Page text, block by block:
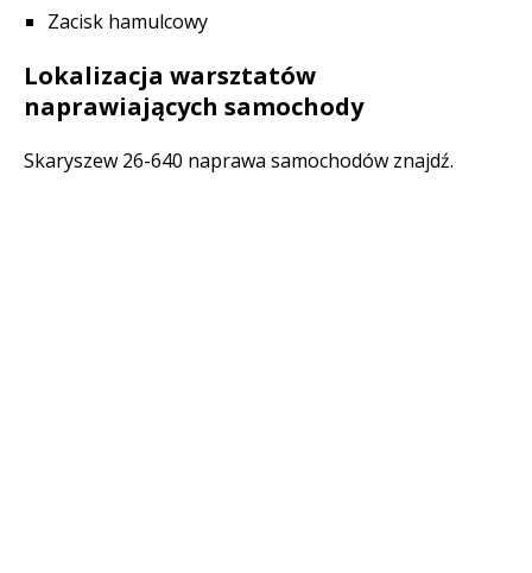
Zacisk hamulcowy
Lokalizacja warsztatów
naprawiających samochody
Skaryszew 26-640 naprawa samochodów znajdź.